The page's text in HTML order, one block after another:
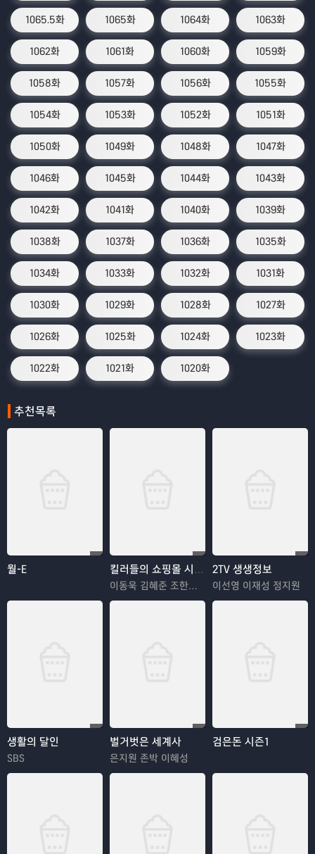
1065.5화 1065화 1064화 1063화
1062화 1061화 1060화 1059화
1058화 1057화 1056화 1055화
1054화 1053화 1052화 1051화
1050화 1049화 1048화 1047화
1046화 1045화 1044화 1043화
1042화 1041화 1040화 1039화
1038화 1037화 1036화 1035화
1034화 1033화 1032화 1031화
1030화 1029화 1028화 1027화
1026화 1025화 1024화 1023화
1022화 1021화 1020화
추천목록
월-E 킬러들의 쇼핑몰 시즌2
이동욱 김혜준 조한선 김해나
2TV 생생정보
이선영 이재성 정지원
생활의 달인
SBS
벌거벗은 세계사
은지원 존박 이혜성
검은돈 시즌1